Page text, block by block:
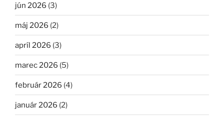
jún 2026 (3)
máj 2026 (2)
apríl 2026 (3)
marec 2026 (5)
február 2026 (4)
január 2026 (2)